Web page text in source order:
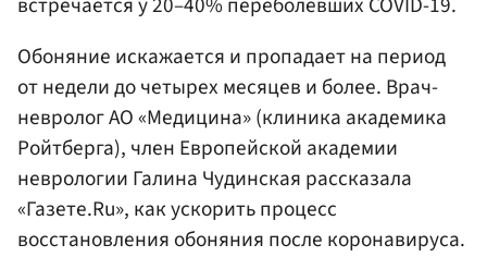
Обоняние искажается и пропадает на период
от недели до четырех месяцев и более. Врач-
невролог АО «Медицина» (клиника академика
Ройтберга), член Европейской академии
неврологии Галина Чудинская рассказала
«Газете.Ru», как ускорить процесс
восстановления обоняния после коронавируса.